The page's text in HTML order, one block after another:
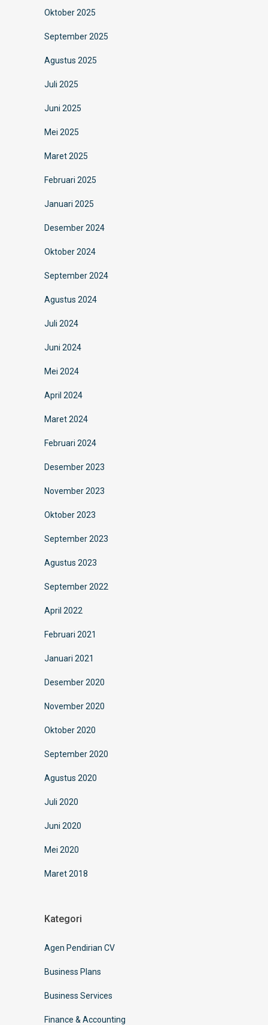
Oktober 2025
September 2025
Agustus 2025
Juli 2025
Juni 2025
Mei 2025
Maret 2025
Februari 2025
Januari 2025
Desember 2024
Oktober 2024
September 2024
Agustus 2024
Juli 2024
Juni 2024
Mei 2024
April 2024
Maret 2024
Februari 2024
Desember 2023
November 2023
Oktober 2023
September 2023
Agustus 2023
September 2022
April 2022
Februari 2021
Januari 2021
Desember 2020
November 2020
Oktober 2020
September 2020
Agustus 2020
Juli 2020
Juni 2020
Mei 2020
Maret 2018
Kategori
Agen Pendirian CV
Business Plans
Business Services
Finance & Accounting